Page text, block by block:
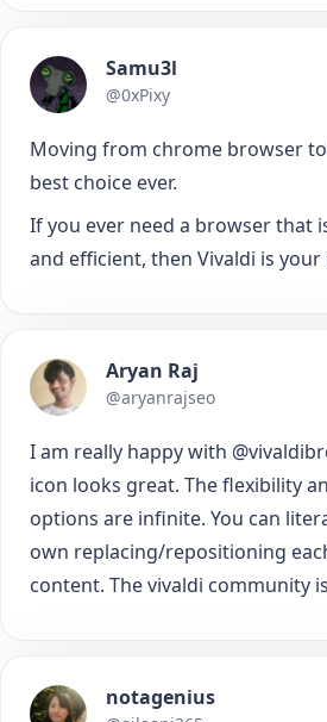
Samu3l
@0xPixy
Moving from chrome browser
best choice ever.
If you ever need a browser that
and efficient, then Vivaldi is your
Aryan Raj
@aryanrajseo
I am really happy with
icon looks great. The flexibility
options are infinite. You can
own replacing/repositioning
content. The vivaldi community
notagenius